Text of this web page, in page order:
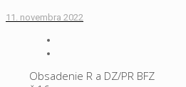
11. novembra 2022
Obsadenie R a DZ/PR BFZ